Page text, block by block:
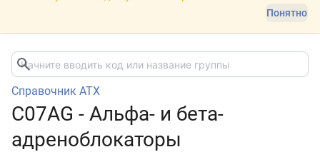
Понятно
Справочник АТХ
C07AG - Альфа- и бета-
адреноблокаторы